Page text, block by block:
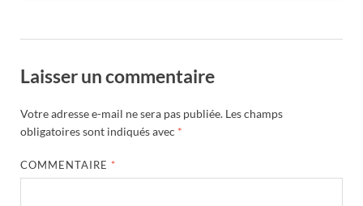
Laisser un commentaire
Votre adresse e-mail ne sera pas publiée. Les champs
obligatoires sont indiqués avec *
COMMENTAIRE *